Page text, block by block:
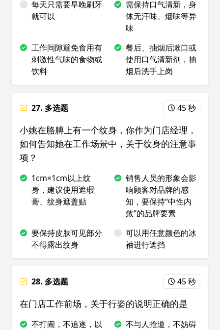
每天只需要早晚刷牙
就可以
需保持口气清新，身
体无汗味、烟味等异
味
工作间隙避免食用有
刺激性气味的食物或
饮料
餐后、抽烟后漱口或
使用口气清新剂，抽
烟后洗手上岗
27. 多选题 45 秒
小姚在胳膊上有一个纹身，你作为门店经理，
如何告知她在工作场景中，关于纹身的注意事
项？
1cm×1cm以上纹
身，建议使用遮瑕
膏、纹身遮盖贴
销售人员的形象会影
响顾客对品牌的感
知，要保持“中性内
敛”的品牌要素
要保持皮肤可见部分
不得露出纹身
可以用任意颜色的冰
袖进行遮挡
28. 多选题 45 秒
在门店工作前场，关于行姿的说明正确的是
不打闹，不追逐，以
不与人抢道，不妨碍